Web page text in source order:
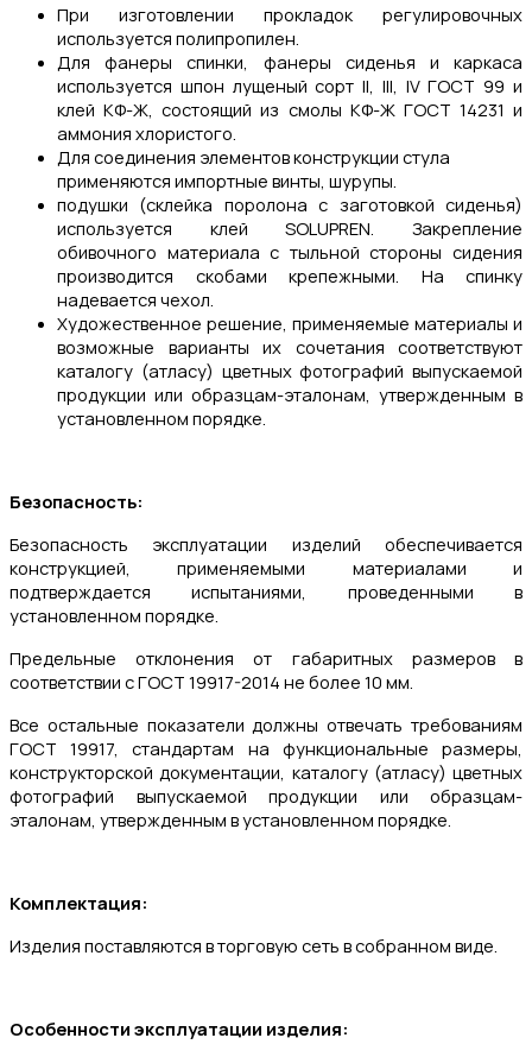
При изготовлении прокладок регулировочных
используется полипропилен.
Для фанеры спинки, фанеры сиденья и каркаса
используется шпон лущеный сорт II, III, IV ГОСТ 99 и
клей КФ-Ж, состоящий из смолы КФ-Ж ГОСТ 14231 и
аммония хлористого.
Для соединения элементов конструкции стула
применяются импортные винты, шурупы.
подушки (склейка поролона с заготовкой сиденья)
используется клей SOLUPREN. Закрепление
обивочного материала с тыльной стороны сидения
производится скобами крепежными. На спинку
надевается чехол.
Художественное решение, применяемые материалы и
возможные варианты их сочетания соответствуют
каталогу (атласу) цветных фотографий выпускаемой
продукции или образцам-эталонам, утвержденным в
установленном порядке.
Безопасность:
Безопасность эксплуатации изделий обеспечивается
конструкцией, применяемыми материалами и
подтверждается испытаниями, проведенными в
установленном порядке.
Предельные отклонения от габаритных размеров в
соответствии с ГОСТ 19917-2014 не более 10 мм.
Все остальные показатели должны отвечать требованиям
ГОСТ 19917, стандартам на функциональные размеры,
конструкторской документации, каталогу (атласу) цветных
фотографий выпускаемой продукции или образцам-
эталонам, утвержденным в установленном порядке.
Комплектация:
Изделия поставляются в торговую сеть в собранном виде.
Особенности эксплуатации изделия: